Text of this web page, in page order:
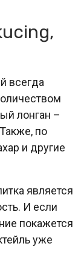
всегда
лонган –
по
и другие
является
И если
покажется
уже